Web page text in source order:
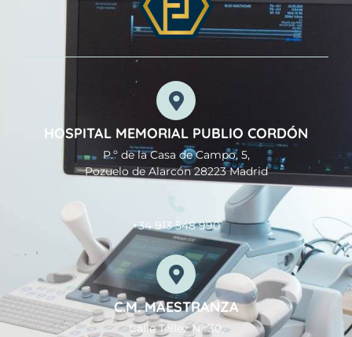
HOSPITAL MEMORIAL PUBLIO CORDÓN
P.º de la Casa de Campo, 5,
Pozuelo de Alarcón 28223 Madrid
+34 913 548 990
C.M. MAESTRANZA
Calle Téllez Nº 30,